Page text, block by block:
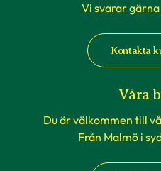
Vi svarar
Kontakta
Våra
Du är välkommen till
Från Malmö i